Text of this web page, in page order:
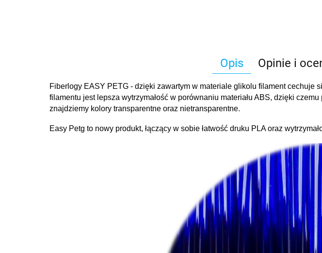
Opis Opinie i
Fiberlogy EASY PETG - dzięki zawartym w materiale glikolu filament cechuje
filamentu jest lepsza wytrzymałość w porównaniu materiału ABS, dzięki
znajdziemy kolory transparentne oraz nietransparentne.
Easy Petg to nowy produkt, łączący w sobie łatwość druku PLA oraz